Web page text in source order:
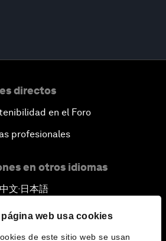
página web usa cookies
de este sitio web se usan
directos
en el Foro
profesionales
en otros idiomas
中文▪ 日本語